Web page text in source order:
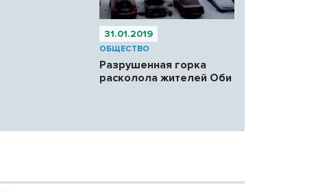
31.01.2019
ОБЩЕСТВО
Разрушенная горка
расколола жителей Оби